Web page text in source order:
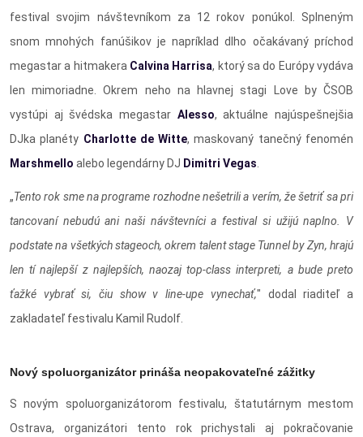
festival svojim návštevníkom za 12 rokov ponúkol. Splneným
snom mnohých fanúšikov je napríklad dlho očakávaný príchod
megastar a hitmakera Calvina Harrisa, ktorý sa do Európy vydáva
len mimoriadne. Okrem neho na hlavnej stagi Love by ČSOB
vystúpi aj švédska megastar Alesso, aktuálne najúspešnejšia
DJka planéty Charlotte de Witte, maskovaný tanečný fenomén
Marshmello alebo legendárny DJ Dimitri Vegas
„Tento rok sme na programe rozhodne nešetrili a verím, že šetriť sa pri
tancovaní nebudú ani naši návštevníci a festival si užijú naplno. V
podstate na všetkých stageoch, okrem talent stage Tunnel by Zyn, hrajú
len tí najlepší z najlepších, naozaj top-class interpreti, a bude preto
ťažké vybrať si, čiu show v line-upe vynechať," dodal riaditeľ a
zakladateľ festivalu Kamil Rudolf.
Nový spoluorganizátor prináša neopakovateľné zážitky
S novým spoluorganizátorom festivalu, štatutárnym mestom
Ostrava, organizátori tento rok prichystali aj pokračovanie